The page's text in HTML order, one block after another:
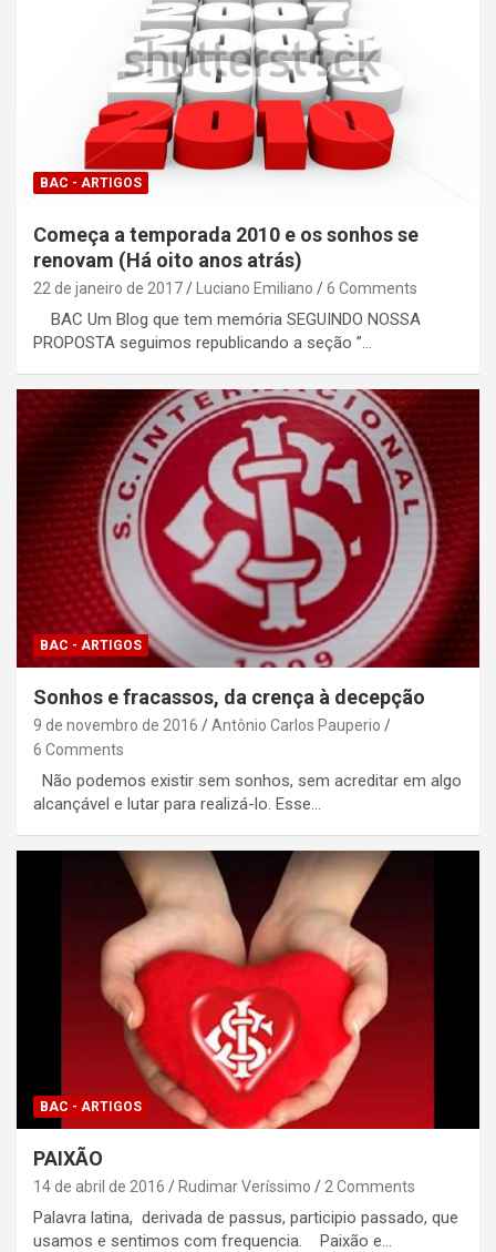
BAC - ARTIGOS
Começa a temporada 2010 e os sonhos se
renovam (Há oito anos atrás)
22 de janeiro de 2017 Luciano Emiliano 6 Comments
BAC Um Blog que tem memória SEGUINDO NOSSA
PROPOSTA seguimos republicando a seção ”…
BAC - ARTIGOS
Sonhos e fracassos, da crença à decepção
9 de novembro de 2016
Antônio Carlos Pauperio
6 Comments
Não podemos existir sem sonhos, sem acreditar em algo
alcançável e lutar para realizá-lo. Esse…
BAC - ARTIGOS
PAIXÃO
14 de abril de 2016 Rudimar Veríssimo 2 Comments
Palavra latina, derivada de passus, participio passado, que
usamos e sentimos com frequencia. Paixão e…